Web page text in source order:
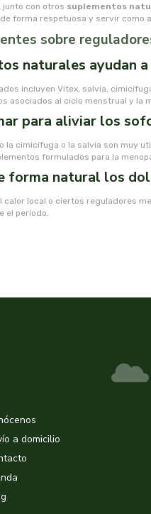
con otros suplementos
forma respetuosa y servir
sobre
naturales ayudan
incluyen Vitex, salvia,
asociados al ciclo menstrual y la
para aliviar los
la cimicífuga o la salvia son muy
formulados para la
forma natural los
calor local o ciertos reguladores
el periodo.
a domicilio